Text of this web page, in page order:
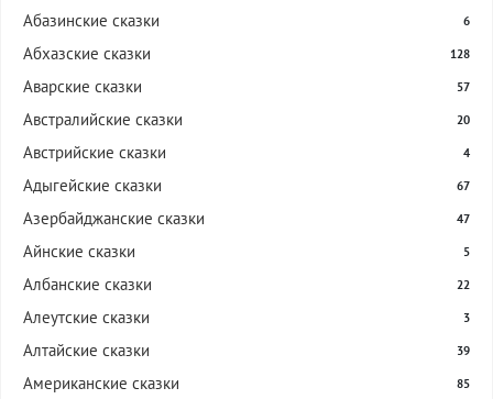
Абазинские сказки 6
Абхазские сказки 128
Аварские сказки 57
Австралийские сказки 20
Австрийские сказки 4
Адыгейские сказки 67
Азербайджанские сказки 47
Айнские сказки 5
Албанские сказки 22
Алеутские сказки 3
Алтайские сказки 39
Американские сказки 85